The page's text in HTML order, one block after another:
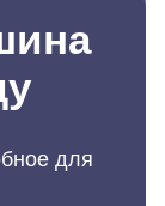
для